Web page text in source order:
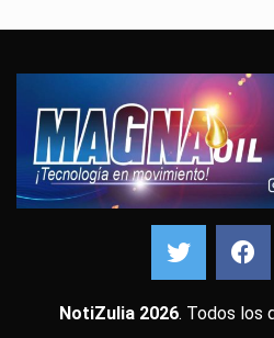
NotiZulia 2026. Todos los